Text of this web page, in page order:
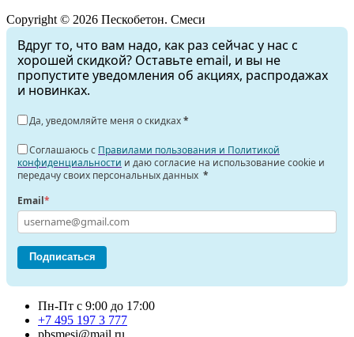
Copyright © 2026 Пескобетон. Смеси
Вдруг то, что вам надо, как раз сейчас у нас с
хорошей скидкой? Оставьте email, и вы не
пропустите уведомления об акциях, распродажах
и новинках.
Да, уведомляйте меня о скидках*
Соглашаюсь с Правилами пользования и Политикой
конфиденциальности и даю согласие на использование cookie и
передачу своих персональных данных *
Email*
Подписаться
Пн-Пт с 9:00 до 17:00
+7 495 197 3 777
pbsmesi@mail.ru